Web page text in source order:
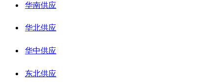
华南供应
华北供应
华中供应
东北供应